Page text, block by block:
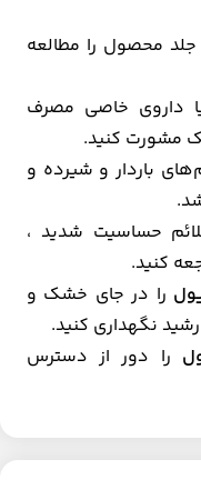
محصول را مطالعه
داروی خاصی مصرف
مشورت کنید.
باردار و شیرده و
حساسیت شدید ،
کنید.
را در جای خشک و
نگهداری کنید.
را دور از دسترس